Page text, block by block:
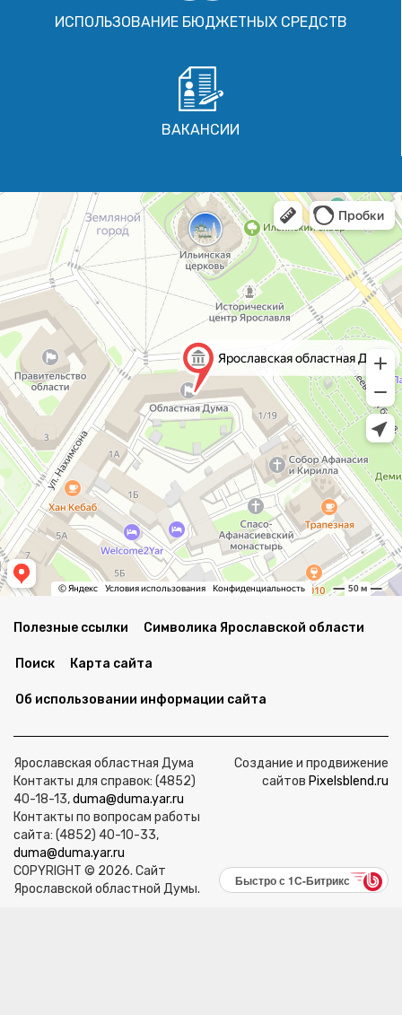
ИСПОЛЬЗОВАНИЕ БЮДЖЕТНЫХ СРЕДСТВ
ВАКАНСИИ
Полезные ссылки Символика Ярославской области
Поиск Карта сайта
Об использовании информации сайта
Ярославская областная Дума
Контакты для справок: (4852)
40-18-13,duma@duma.yar.ru
Контакты по вопросам работы
сайта: (4852) 40-10-33,
duma@duma.yar.ru
COPYRIGHT © 2026. Сайт
Ярославской областной Думы.
Создание и продвижение
сайтов Pixelsblend.ru
Быстро с 1С-Битрикс